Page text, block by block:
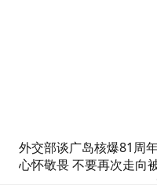
外交部谈广岛核爆81周年
心怀敬畏 不要再次走向被
盗香窃玉：我的青